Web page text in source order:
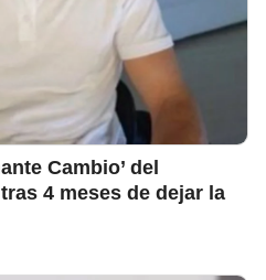
Cambio’ del
4 meses de dejar la